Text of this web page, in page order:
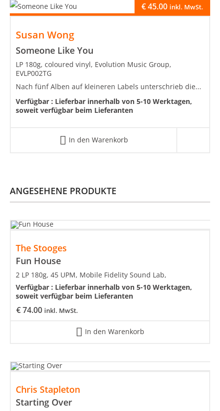
Susan Wong
Someone Like You
€45.00 inkl. MwSt.
LP 180g, coloured vinyl, Evolution Music Group,
EVLP002TG
Nach fünf Alben auf kleineren Labels unterschrieb die...
Verfügbar : Lieferbar innerhalb von 5-10 Werktagen,
soweit verfügbar beim Lieferanten
In den Warenkorb
ANGESEHENE PRODUKTE
The Stooges
Fun House
€74.00 inkl. MwSt.
2 LP 180g, 45 UPM, Mobile Fidelity Sound Lab,
Verfügbar : Lieferbar innerhalb von 5-10 Werktagen,
soweit verfügbar beim Lieferanten
In den Warenkorb
Chris Stapleton
Starting Over